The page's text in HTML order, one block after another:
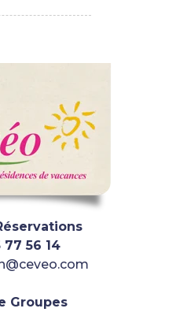
77 56 14
Groupes